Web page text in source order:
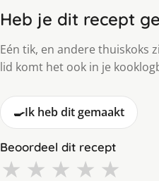
Heb je dit recept
Eén tik, en andere thuiskoks
lid komt het ook in je
🍳Ik heb dit gemaakt
Beoordeel dit recept
★ ★ ★ ★ ★